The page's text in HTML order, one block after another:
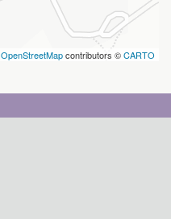
OpenStreetMapcontributors ©CARTO